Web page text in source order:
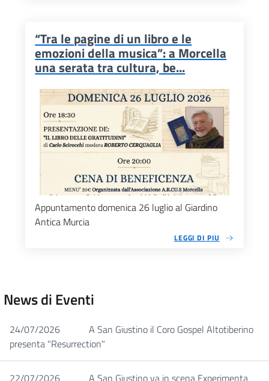
“Tra le pagine di un libro e le
emozioni della musica”: a Morcella
una serata tra cultura, be...
Appuntamento domenica 26 luglio al Giardino
Antica Murcia
LEGGI DI PIU
News di Eventi
24/07/2026
A San Giustino il Coro Gospel Altotiberino
presenta "Resurrection"
22/07/2026 A San Giustino va in scena Experimenta